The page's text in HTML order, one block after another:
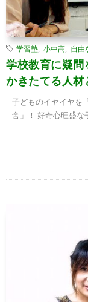
学習塾 小中高 自由
学校教育に疑問
かきたてる人材
子どものイヤイヤを
舎」！ 好奇心旺盛な